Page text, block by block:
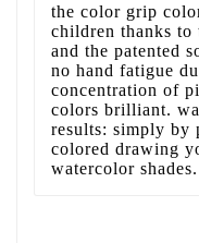
the color grip
children thanks to
and the patented
no hand fatigue
concentration of
colors brilliant.
results: simply by
colored drawing
watercolor shades.